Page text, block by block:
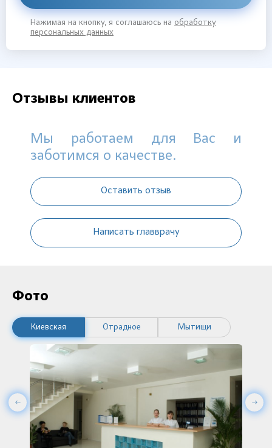
Нажимая на кнопку, я соглашаюсь на обработку
персональных данных
Отзывы клиентов
Мы работаем для Вас и
заботимся о качестве.
Оставить отзыв
Написать главврачу
Фото
Киевская Отрадное Мытищи